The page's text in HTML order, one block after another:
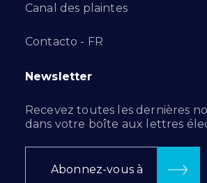
Canal des plaintes
Contacto - FR
Newsletter
Recevez toutes les dernières
dans votre boîte aux lettres
Abonnez-vous à